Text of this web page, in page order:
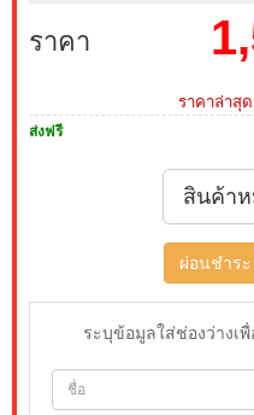
ราคา
ราคาล่าสุด
ส่งฟรี
สินค้า
ผ่อนชำร
ระบุข้อมูลใส่ช่องว่างเ